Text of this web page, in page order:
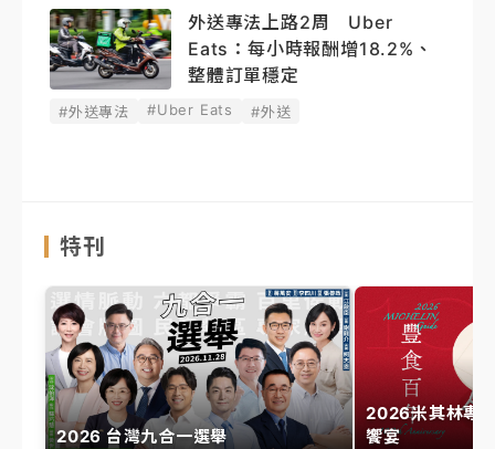
外送專法上路2周 Uber
Eats：每小時報酬增18.2%、
整體訂單穩定
#外送專法 #Uber Eats #外送
特刊
2026 台灣九合一選舉
2026米其林專
饗宴